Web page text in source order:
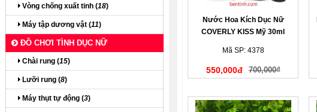
Nước Hoa Kích Dục Nữ
COVERLY KISS Mỹ 30ml
Mã SP: 4378
550,000đ 700,000₫
Vòng chống xuất tinh (18)
Máy tập dương vật (11)
ĐỒ CHƠI TÌNH DỤC NỮ
Chài rung (15)
Lưỡi rung (8)
Máy thụt tự động (3)